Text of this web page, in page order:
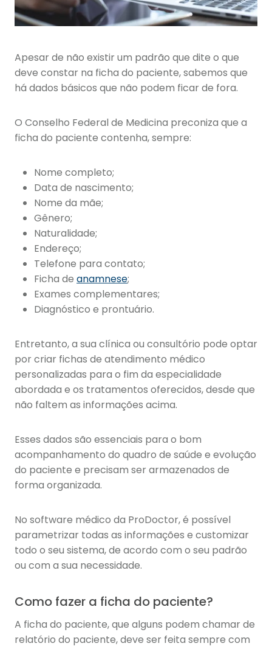
Apesar de não existir um padrão que dite o que
deve constar na ficha do paciente, sabemos que
há dados básicos que não podem ficar de fora.
O Conselho Federal de Medicina preconiza que a
ficha do paciente contenha, sempre:
Nome completo;
Data de nascimento;
Nome da mãe;
Gênero;
Naturalidade;
Endereço;
Telefone para contato;
Ficha de anamnese;
Exames complementares;
Diagnóstico e prontuário.
Entretanto, a sua clínica ou consultório pode optar
por criar fichas de atendimento médico
personalizadas para o fim da especialidade
abordada e os tratamentos oferecidos, desde que
não faltem as informações acima.
Esses dados são essenciais para o bom
acompanhamento do quadro de saúde e evolução
do paciente e precisam ser armazenados de
forma organizada.
No software médico da ProDoctor, é possível
parametrizar todas as informações e customizar
todo o seu sistema, de acordo com o seu padrão
ou com a sua necessidade.
Como fazer a ficha do paciente?
A ficha do paciente, que alguns podem chamar de
relatório do paciente, deve ser feita sempre com